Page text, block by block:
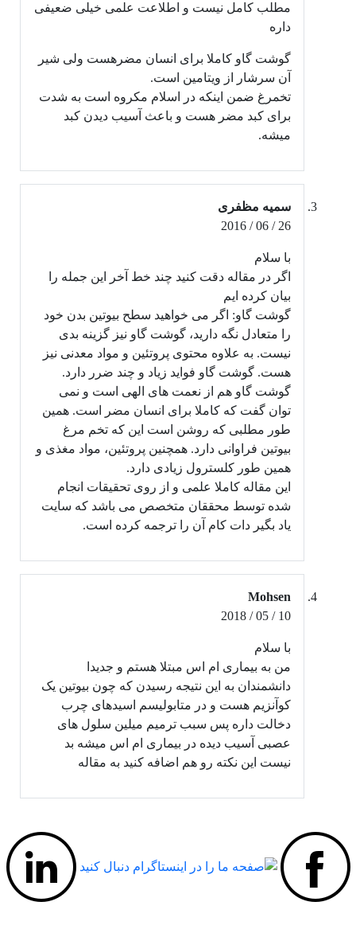
مطلب کامل نیست و اطلاعت علمی خیلی ضعیفی
داره
گوشت گاو کاملا برای انسان مضرهست ولی شیر
آن سرشار از ویتامین است.
تخمرغ ضمن اینکه در اسلام مکروه است به شدت
برای کبد مضر هست و باعث آسیب دیدن کبد
میشه.
سمیه مظفری
26 / 06 / 2016
با سلام
اگر در مقاله دقت کنید چند خط آخر این جمله را
بیان کرده ایم
گوشت گاو: اگر می خواهید سطح بیوتین بدن خود
را متعادل نگه دارید، گوشت گاو نیز گزینه بدی
نیست. به علاوه محتوی پروتئین و مواد معدنی نیز
هست. گوشت گاو فواید زیاد و چند ضرر دارد.
گوشت گاو هم از نعمت های الهی است و نمی
توان گفت که کاملا برای انسان مضر است. همین
طور مطلبی که روشن است این که تخم مرغ
بیوتین فراوانی دارد. همچنین پروتئین، مواد مغذی و
همین طور کلسترول زیادی دارد.
این مقاله کاملا علمی و از روی تحقیقات انجام
شده توسط محققان متخصص می باشد که سایت
یاد بگیر دات کام آن را ترجمه کرده است.
Mohsen
10 / 05 / 2018
با سلام
من به بیماری ام اس مبتلا هستم و جدیدا
دانشمندان به این نتیجه رسیدن که چون بیوتین یک
کوآنزیم هست و در متابولیسم اسیدهای چرب
دخالت داره پس سبب ترمیم میلین سلول های
عصبی آسیب دیده در بیماری ام اس میشه بد
نیست این نکته رو هم اضافه کنید به مقاله